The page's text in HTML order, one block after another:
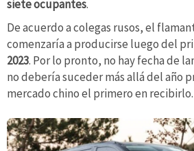
siete ocupantes.
De acuerdo a colegas rusos, el
comenzaría a producirse luego del
2023. Por lo pronto, no hay fecha de
no debería suceder más allá del año
mercado chino el primero en recibirlo.